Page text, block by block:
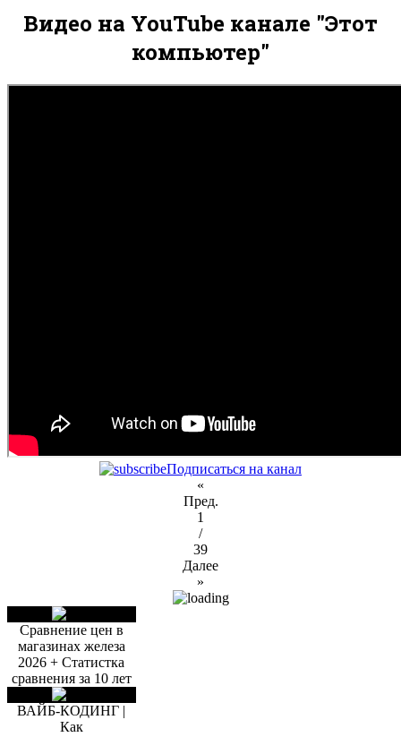
Видео на YouTube канале "Этот
компьютер"
Подписаться на канал
«
Пред.
1
/
39
Далее
»
Сравнение цен в
магазинах железа
2026 + Статистка
сравнения за 10 лет
ВАЙБ-КОДИНГ |
Как